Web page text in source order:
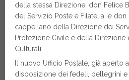
della stessa Direzione, don Felice
del Servizio Poste e Filatelia, e don
cappellano della Direzione dei
Protezione Civile e della Direzione
Culturali.
Il nuovo Ufficio Postale, già aperto
disposizione dei fedeli, pellegrini e